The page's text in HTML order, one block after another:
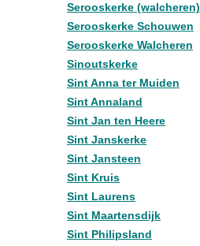
Serooskerke (walcheren)
Serooskerke Schouwen
Serooskerke Walcheren
Sinoutskerke
Sint Anna ter Muiden
Sint Annaland
Sint Jan ten Heere
Sint Janskerke
Sint Jansteen
Sint Kruis
Sint Laurens
Sint Maartensdijk
Sint Philipsland